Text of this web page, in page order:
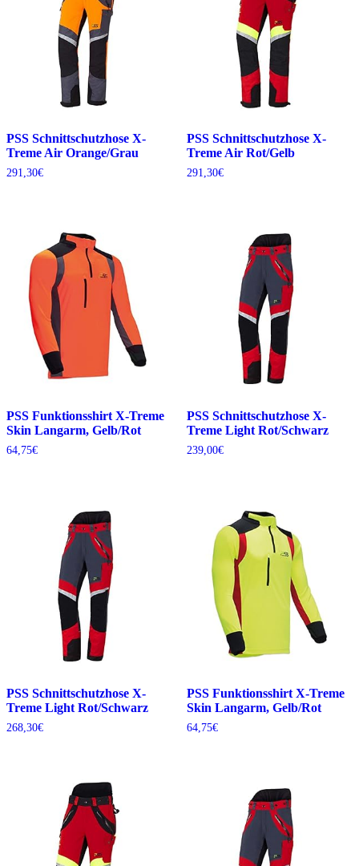
PSS Schnittschutzhose X-
Treme Air Orange/Grau
291,30€
PSS Schnittschutzhose X-
Treme Air Rot/Gelb
291,30€
PSS Funktionsshirt X-Treme
Skin Langarm, Gelb/Rot
64,75€
PSS Schnittschutzhose X-
Treme Light Rot/Schwarz
239,00€
PSS Schnittschutzhose X-
Treme Light Rot/Schwarz
268,30€
PSS Funktionsshirt X-Treme
Skin Langarm, Gelb/Rot
64,75€